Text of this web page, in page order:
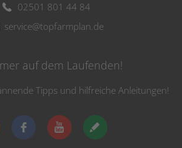
02501 801 44 84
service@topfarmplan.de
auf dem Laufenden!
Tipps und hilfreiche Anleitungen!